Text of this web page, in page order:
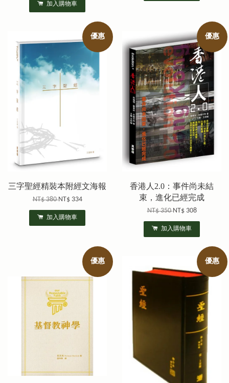
加入購物車
優惠
三字聖經精裝本附經文海報
NT$ 380NT$ 334
加入購物車
優惠
香港人2.0：事件尚未結
束，進化已經完成
NT$ 350NT$ 308
加入購物車
優惠 優惠